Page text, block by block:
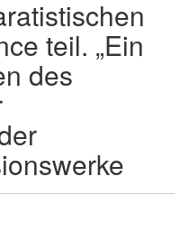
teil. „Ein
des